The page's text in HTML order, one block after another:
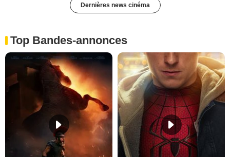
Dernières news cinéma
Top Bandes-annonces